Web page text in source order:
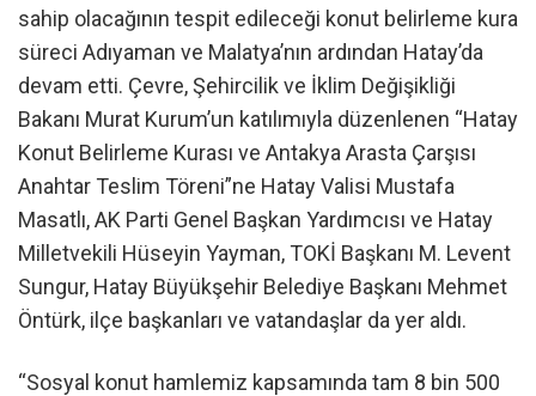
sahip olacağının tespit edileceği konut belirleme kura
süreci Adıyaman ve Malatya’nın ardından Hatay’da
devam etti. Çevre, Şehircilik ve İklim Değişikliği
Bakanı Murat Kurum’un katılımıyla düzenlenen “Hatay
Konut Belirleme Kurası ve Antakya Arasta Çarşısı
Anahtar Teslim Töreni”ne Hatay Valisi Mustafa
Masatlı, AK Parti Genel Başkan Yardımcısı ve Hatay
Milletvekili Hüseyin Yayman, TOKİ Başkanı M. Levent
Sungur, Hatay Büyükşehir Belediye Başkanı Mehmet
Öntürk, ilçe başkanları ve vatandaşlar da yer aldı.
“Sosyal konut hamlemiz kapsamında tam 8 bin 500